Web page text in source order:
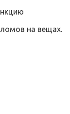
на вещах.